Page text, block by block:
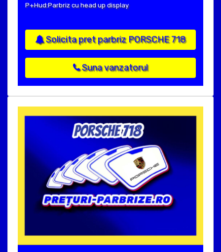
P+Hud:Parbriz cu head up display
Solicita pret parbriz PORSCHE 718
Suna vanzatorul